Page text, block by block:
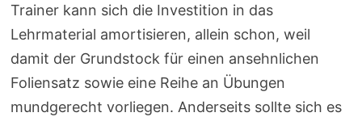
Trainer kann sich die Investition in das
Lehrmaterial amortisieren, allein schon, weil
damit der Grundstock für einen ansehnlichen
Foliensatz sowie eine Reihe an Übungen
mundgerecht vorliegen. Anderseits sollte sich es